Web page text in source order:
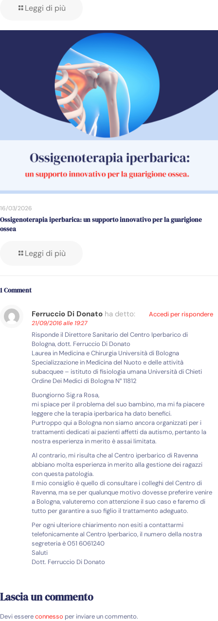
Leggi di più
16/03/2026
Ossigenoterapia iperbarica: un supporto innovativo per la guarigione
ossea
Leggi di più
1 Comment
Ferruccio Di Donato ha detto:
21/09/2016 alle 19:27
Risponde il Direttore Sanitario del Centro Iperbarico di
Bologna, dott. Ferruccio Di Donato
Laurea in Medicina e Chirurgia Università di Bologna
Specializzazione in Medicina del Nuoto e delle attività
subacquee – istituto di fisiologia umana Università di Chieti
Ordine Dei Medici di Bologna N° 11812
Buongiorno Sig.ra Rosa,
mi spiace per il problema del suo bambino, ma mi fa piacere
leggere che la terapia iperbarica ha dato benefici.
Purtroppo qui a Bologna non siamo ancora organizzati per i
trattamenti dedicati ai pazienti affetti da autismo, pertanto la
nostra esperienza in merito è assai limitata.
Al contrario, mi risulta che al Centro iperbarico di Ravenna
abbiano molta esperienza in merito alla gestione dei ragazzi
con questa patologia.
Il mio consiglio è quello di consultare i colleghi del Centro di
Ravenna, ma se per qualunque motivo dovesse preferire venire
a Bologna, valuteremo con attenzione il suo caso e faremo di
tutto per garantire a suo figlio il trattamento adeguato.
Per ogni ulteriore chiarimento non esiti a contattarmi
telefonicamente al Centro Iperbarico, il numero della nostra
segreteria è 051 6061240
Saluti
Dott. Ferruccio Di Donato
Accedi per rispondere
Lascia un commento
Devi essereconnesso per inviare un commento.